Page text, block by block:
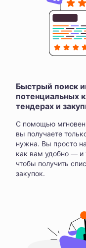
Быстрый поиск
потенциальных
тендерах и
С помощью
вы получаете
нужна. Вы просто
как вам удобно — и
чтобы получить
закупок.